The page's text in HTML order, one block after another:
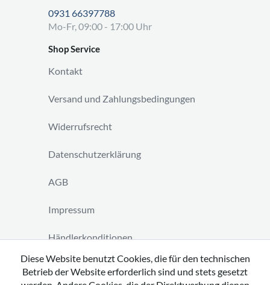
0931 66397788
Mo-Fr, 09:00 - 17:00 Uhr
Shop Service
Kontakt
Versand und Zahlungsbedingungen
Widerrufsrecht
Datenschutzerklärung
AGB
Impressum
Händlerkonditionen
Vertrag widerrufen
Diese Website benutzt Cookies, die für den technischen
Betrieb der Website erforderlich sind und stets gesetzt